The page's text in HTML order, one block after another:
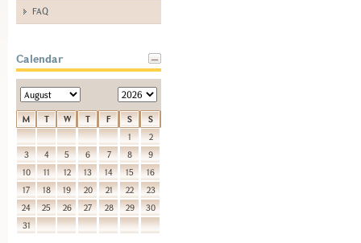
FAQ
Calendar
M T W T F S
S
1
2
3
4 5 6 7 8
9
10
11 12 13 14 15
16
17
18 19 20 21 22
23
24
25 26 27 28 29
30
31